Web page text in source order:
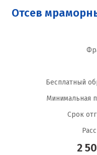
Отсев
Бесплатный
Минимальная
Срок
2